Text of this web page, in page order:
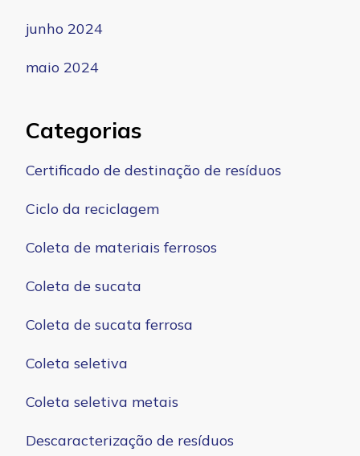
junho 2024
maio 2024
Categorias
Certificado de destinação de resíduos
Ciclo da reciclagem
Coleta de materiais ferrosos
Coleta de sucata
Coleta de sucata ferrosa
Coleta seletiva
Coleta seletiva metais
Descaracterização de resíduos